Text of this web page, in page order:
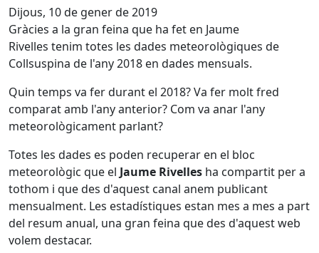
Dijous, 10 de gener de 2019
Gràcies a la gran feina que ha fet en Jaume
Rivelles tenim totes les dades meteorològiques de
Collsuspina de l'any 2018 en dades mensuals.
Quin temps va fer durant el 2018? Va fer molt fred
comparat amb l'any anterior? Com va anar l'any
meteorològicament parlant?
Totes les dades es poden recuperar en el bloc
meteorològic que el Jaume Rivelles ha compartit per a
tothom i que des d'aquest canal anem publicant
mensualment. Les estadístiques estan mes a mes a part
del resum anual, una gran feina que des d'aquest web
volem destacar.